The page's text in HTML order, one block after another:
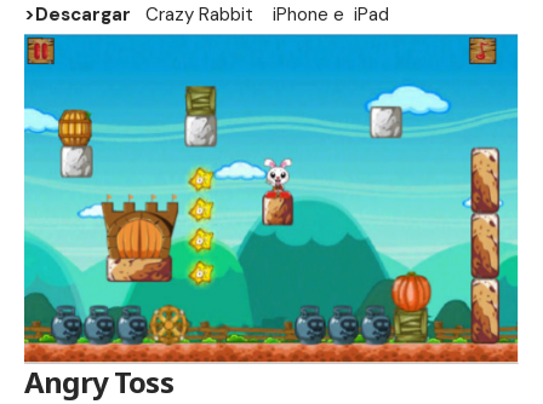
>Descargar
Crazy Rabbit iPhone e iPad
Angry Toss